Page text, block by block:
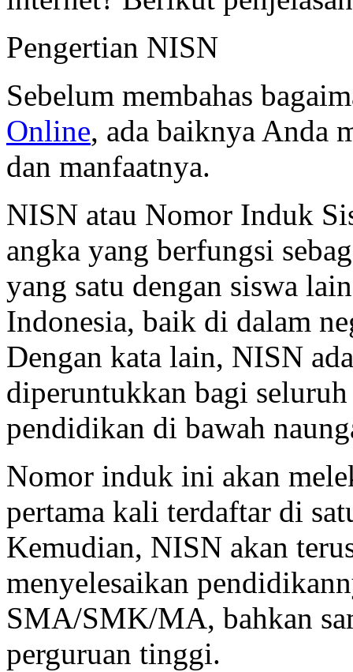
Pengertian NISN
Sebelum membahas
Online, ada baiknya Anda
dan manfaatnya.
NISN atau Nomor Induk
angka yang berfungsi
yang satu dengan siswa
Indonesia, baik di dalam
Dengan kata lain, NISN
diperuntukkan bagi
pendidikan di bawah
Nomor induk ini akan
pertama kali terdaftar di
Kemudian, NISN akan
menyelesaikan
SMA/SMK/MA, bahkan
perguruan tinggi.